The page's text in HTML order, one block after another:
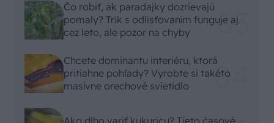
Čo robiť, ak paradajky dozrievajú
pomaly? Trik s odlisťovaním funguje aj
cez leto, ale pozor na chyby
Chcete dominantu interiéru, ktorá
pritiahne pohľady? Vyrobte si takéto
masívne orechové svietidlo
Ako dlho variť kukuricu? Tieto časové